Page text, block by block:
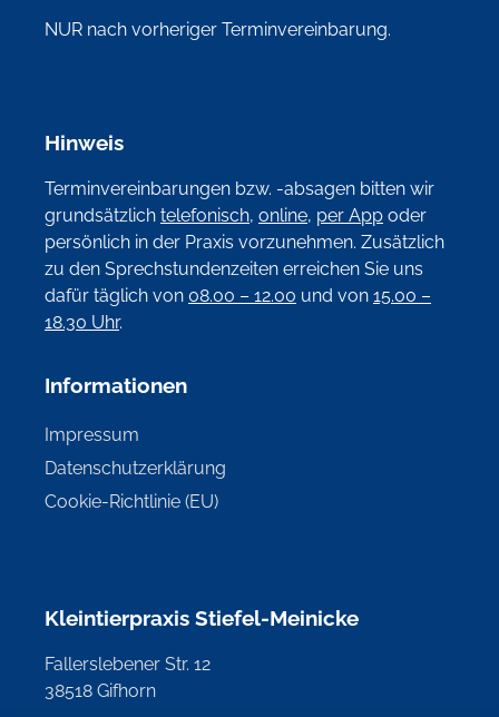
NUR nach vorheriger Terminvereinbarung.
Hinweis
Terminvereinbarungen bzw. -absagen bitten wir
grundsätzlich telefonisch, online, per App oder
persönlich in der Praxis vorzunehmen. Zusätzlich
zu den Sprechstundenzeiten erreichen Sie uns
dafür täglich von 08.00 – 12.00 und von 15.00 –
18.30 Uhr.
Informationen
Impressum
Datenschutzerklärung
Cookie-Richtlinie (EU)
Kleintierpraxis Stiefel-Meinicke
Fallerslebener Str. 12
38518 Gifhorn